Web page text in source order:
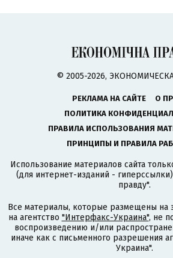
© 2005-2026,
РЕКЛАМА НА САЙТЕ
О
ПОЛИТИКА
ПРАВИЛА ИСПОЛЬЗОВАНИЯ
ПРИНЦИПЫ И ПРАВИЛА
Использование материалов сайта
(для интернет-изданий -
правду".
Все материалы, которые размещены на
на агентство "Интерфакс-Украина", не
воспроизведению и/или
иначе как с письменного разрешения
Украина".